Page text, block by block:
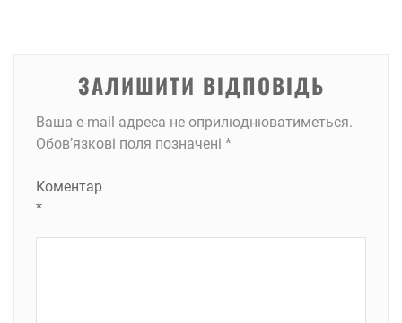
ЗАЛИШИТИ ВІДПОВІДЬ
Ваша e-mail адреса не оприлюднюватиметься.
Обов’язкові поля позначені *
Коментар
*